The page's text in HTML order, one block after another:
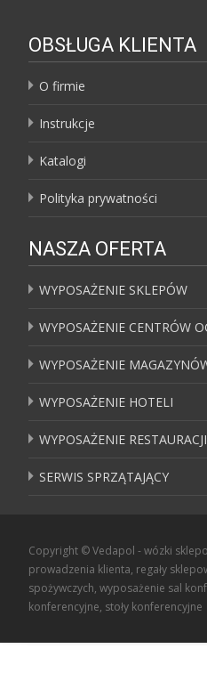
OBSŁUGA KLIENTA
O firmie
Instrukcje
Katalogi
Polityka prywatności
NASZA OFERTA
WYPOSAŻENIE SKLEPÓW
WYPOSAŻENIE CENTRÓW
WYPOSAŻENIE
WYPOSAŻENIE HOTELI
WYPOSAŻENIE RESTAURACJI
SERWIS SPRZĄTAJĄCY
Copyright © Vedapol - wózki
prowadzenia klienta, regały
spożywczych, wyposażenie sal
konferencyjne, stoły konferencyjne